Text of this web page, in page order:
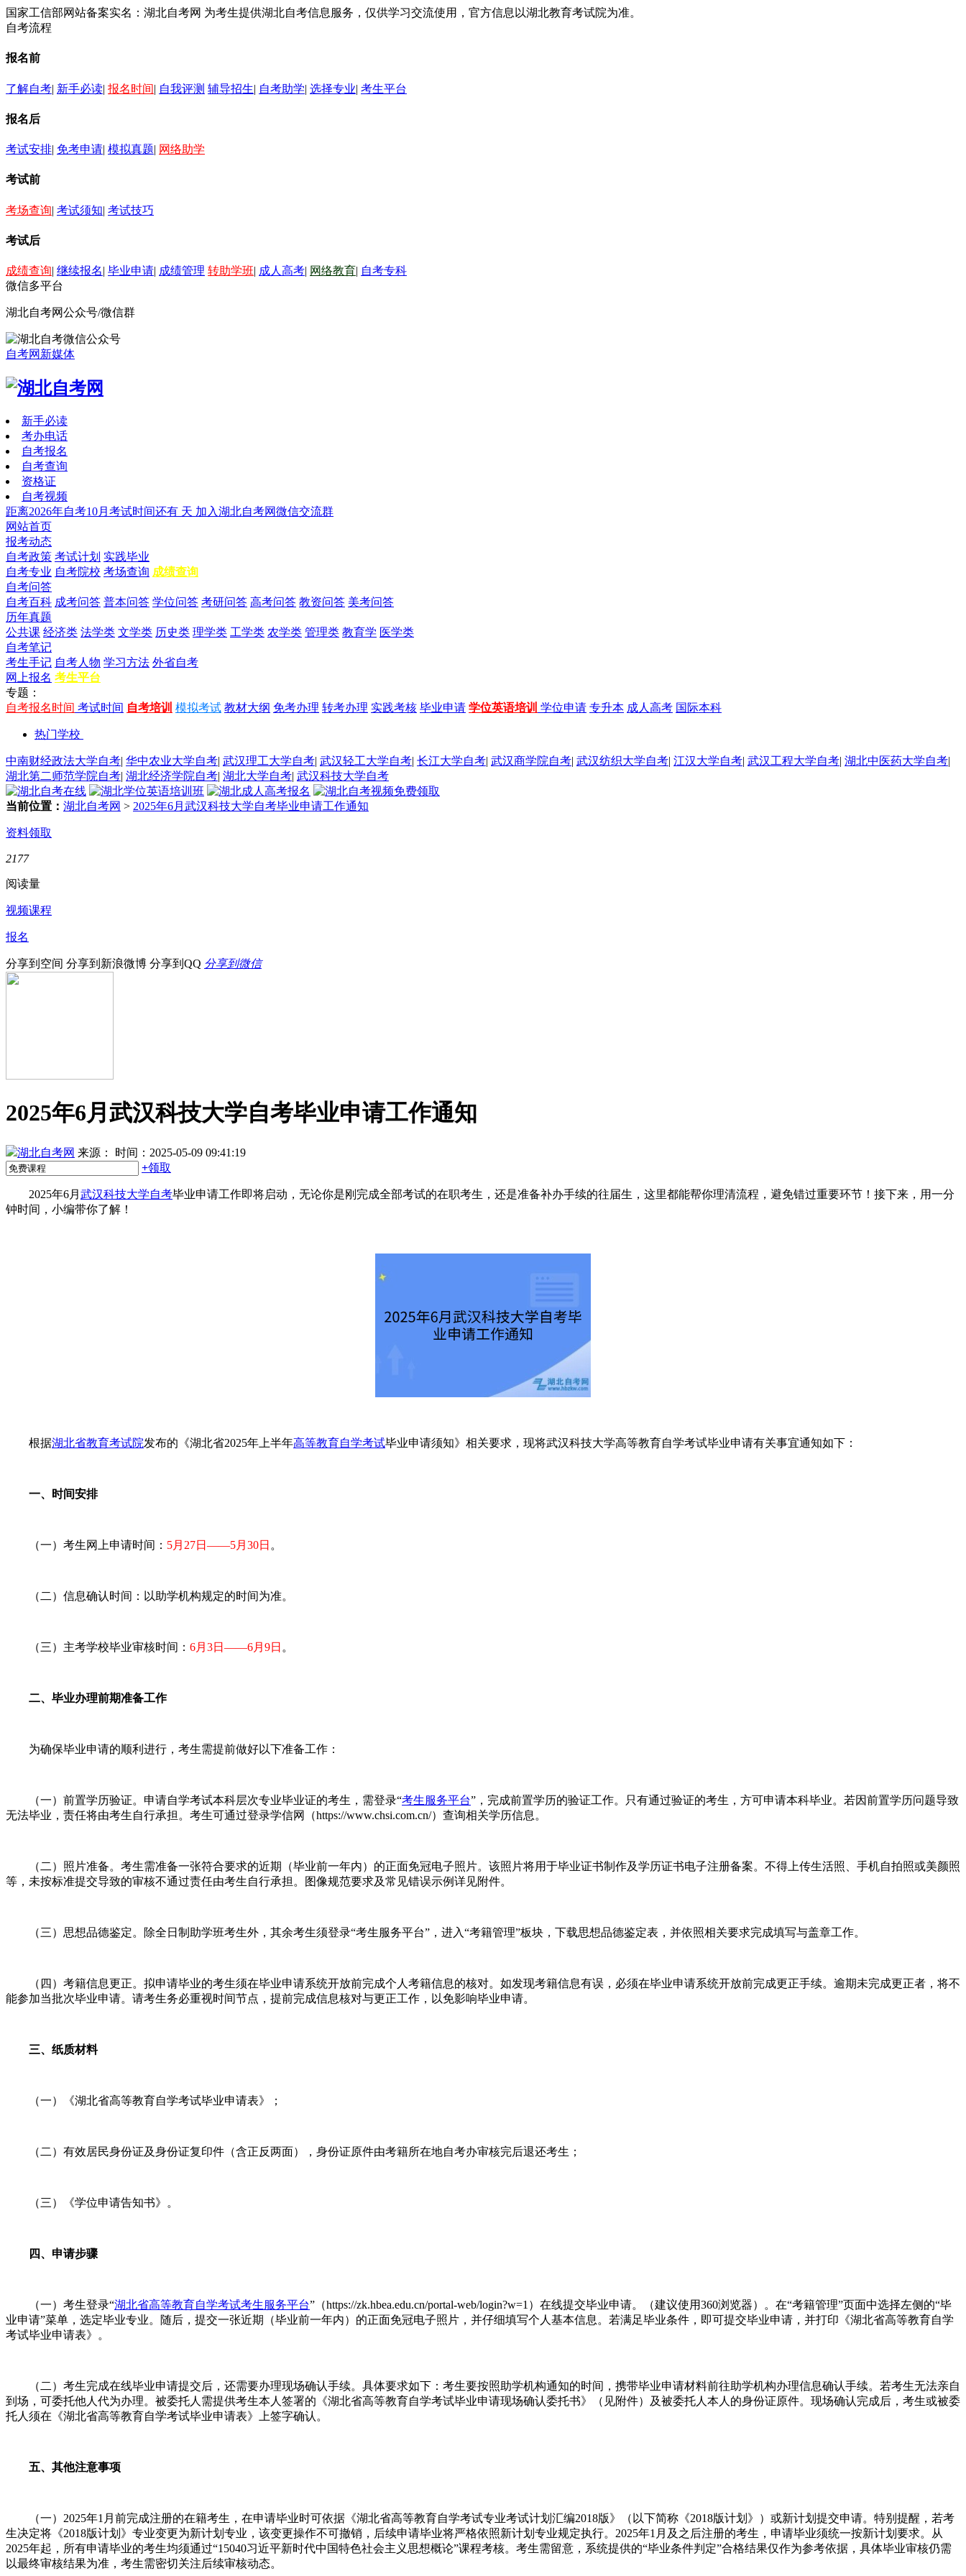
国家工信部网站备案实名：湖北自考网 为考生提供湖北自考信息服务，仅供学习交流使用，官方信息以湖北教育考试院为准。
自考流程
报名前
了解自考| 新手必读| 报名时间| 自我评测 辅导招生| 自考助学| 选择专业| 考生平台
报名后
考试安排| 免考申请| 模拟真题| 网络助学
考试前
考场查询| 考试须知| 考试技巧
考试后
成绩查询| 继续报名| 毕业申请| 成绩管理 转助学班| 成人高考| 网络教育| 自考专科
微信多平台
湖北自考网公众号/微信群
自考网新媒体
新手必读
考办电话
自考报名
自考查询
资格证
自考视频
距离2026年自考10月考试时间还有 天 加入湖北自考网微信交流群
网站首页
报考动态
自考政策 考试计划 实践毕业
自考专业 自考院校 考场查询 成绩查询
自考问答
自考百科 成考问答 普本问答 学位问答 考研问答 高考问答 教资问答 美考问答
历年真题
公共课 经济类 法学类 文学类 历史类 理学类 工学类 农学类 管理类 教育学 医学类
自考笔记
考生手记 自考人物 学习方法 外省自考
网上报名 考生平台
专题：
自考报名时间 考试时间 自考培训 模拟考试 教材大纲 免考办理 转考办理 实践考核 毕业申请 学位英语培训 学位申请 专升本 成人高考 国际本科
热门学校
中南财经政法大学自考| 华中农业大学自考| 武汉理工大学自考| 武汉轻工大学自考| 长江大学自考| 武汉商学院自考| 武汉纺织大学自考| 江汉大学自考| 武汉工程大学自考| 湖北中医药大学自考|
湖北第二师范学院自考| 湖北经济学院自考| 湖北大学自考| 武汉科技大学自考
当前位置： 湖北自考网 > 2025年6月武汉科技大学自考毕业申请工作通知
资料领取
2177
阅读量
视频课程
报名
分享到空间 分享到新浪微博 分享到QQ 分享到微信
2025年6月武汉科技大学自考毕业申请工作通知
湖北自考网 来源：
时间：2025-05-09 09:41:19
+领取
2025年6月 武汉科技大学自考毕业申请工作即将启动，无论你是刚完成全部考试的在职考生，还是准备补办手续的往届生，这里都能帮你理清流程，避免错过重要环节！接下来，用一分
钟时间，小编带你了解！
根据湖北省教育考试院发布的《湖北省2025年上半年高等教育自学考试毕业申请须知》相关要求，现将武汉科技大学高等教育自学考试毕业申请有关事宜通知如下：
一、时间安排
（一）考生网上申请时间： 5月27日——5月30日 。
（二）信息确认时间：以助学机构规定的时间为准。
（三）主考学校毕业审核时间： 6月3日——6月9日 。
二、毕业办理前期准备工作
为确保毕业申请的顺利进行，考生需提前做好以下准备工作：
（一）前置学历验证。申请自学考试本科层次专业毕业证的考生，需登录“考生服务平台”，完成前置学历的验证工作。只有通过验证的考生，方可申请本科毕业。若因前置学历问题导致
无法毕业，责任将由考生自行承担。考生可通过登录学信网（https://www.chsi.com.cn/）查询相关学历信息。
（二）照片准备。考生需准备一张符合要求的近期（毕业前一年内）的正面免冠电子照片。该照片将用于毕业证书制作及学历证书电子注册备案。不得上传生活照、手机自拍照或美颜照
等，未按标准提交导致的审核不通过责任由考生自行承担。图像规范要求及常见错误示例详见附件。
（三）思想品德鉴定。除全日制助学班考生外，其余考生须登录“考生服务平台”，进入“考籍管理”板块，下载思想品德鉴定表，并依照相关要求完成填写与盖章工作。
（四）考籍信息更正。拟申请毕业的考生须在毕业申请系统开放前完成个人考籍信息的核对。如发现考籍信息有误，必须在毕业申请系统开放前完成更正手续。逾期未完成更正者，将不
能参加当批次毕业申请。请考生务必重视时间节点，提前完成信息核对与更正工作，以免影响毕业申请。
三、纸质材料
（一）《湖北省高等教育自学考试毕业申请表》；
（二）有效居民身份证及身份证复印件（含正反两面），身份证原件由考籍所在地自考办审核完后退还考生；
（三）《学位申请告知书》。
四、申请步骤
（一）考生登录“湖北省高等教育自学考试考生服务平台”（https://zk.hbea.edu.cn/portal-web/login?w=1）在线提交毕业申请。（建议使用360浏览器）。在“考籍管理”页面中选择左侧的“毕
业申请”菜单，选定毕业专业。随后，提交一张近期（毕业前一年内）的正面免冠电子照片，并仔细填写个人基本信息。若满足毕业条件，即可提交毕业申请，并打印《湖北省高等教育自学
考试毕业申请表》。
（二）考生完成在线毕业申请提交后，还需要办理现场确认手续。具体要求如下：考生要按照助学机构通知的时间，携带毕业申请材料前往助学机构办理信息确认手续。若考生无法亲自
到场，可委托他人代为办理。被委托人需提供考生本人签署的《湖北省高等教育自学考试毕业申请现场确认委托书》（见附件）及被委托人本人的身份证原件。现场确认完成后，考生或被委
托人须在《湖北省高等教育自学考试毕业申请表》上签字确认。
五、其他注意事项
（一）2025年1月前完成注册的在籍考生，在申请毕业时可依据《湖北省高等教育自学考试专业考试计划汇编2018版》（以下简称《2018版计划》）或新计划提交申请。特别提醒，若考
生决定将《2018版计划》专业变更为新计划专业，该变更操作不可撤销，后续申请毕业将严格依照新计划专业规定执行。2025年1月及之后注册的考生，申请毕业须统一按新计划要求。从
2025年起，所有申请毕业的考生均须通过“15040习近平新时代中国特色社会主义思想概论”课程考核。考生需留意，系统提供的“毕业条件判定”合格结果仅作为参考依据，具体毕业审核仍需
以最终审核结果为准，考生需密切关注后续审核动态。